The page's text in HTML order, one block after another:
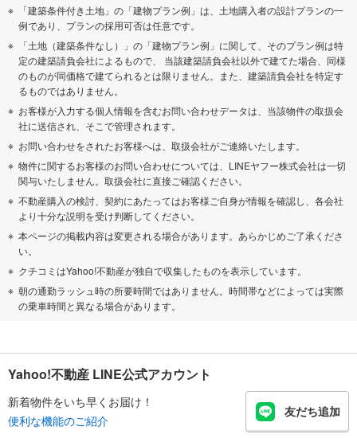
「建築条件付き土地」の「建物プラン例」は、土地購入者の設計プランの一
例であり、プランの採用可否は任意です。
「土地（建築条件なし）」の「建物プラン例」に関して、そのプラン例は特
定の建築請負会社によるもので、 当該建築請負会社以外で建てた場合、同様
のものが同価格で建てられるとは限りません。また、建築請負会社を特定す
るものではありません。
お客様が入力する個人情報を含むお問い合わせデータは、当該物件の取扱会
社に送信され、そこで管理されます。
お問い合わせをされたお客様へは、取扱会社がご連絡いたします。
物件に関するお客様のお問い合わせについては、LINEヤフー株式会社は一切
関与いたしません。取扱会社に直接ご確認ください。
不動産購入の検討、契約にあたってはお客様ご自身が情報を確認し、各会社
より十分な説明を受け判断してください。
本ページの掲載内容は変更される場合があります。あらかじめご了承くださ
い。
クチコミはYahoo!不動産が独自で収集したものを表示しています。
朝の通勤ラッシュ時の所要時間ではありません。時間帯などによっては実際
の乗車時間と異なる場合があります。
Yahoo!不動産 LINE公式アカウント
新着物件をいち早くお届け！
便利な機能のご紹介
友だち追加